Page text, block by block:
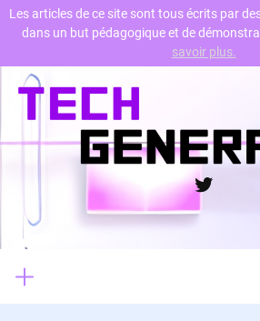
Skip
content
Twitter
Les articles de ce site sont tous écrits par
dans un but pédagogique et de
savoir plus.